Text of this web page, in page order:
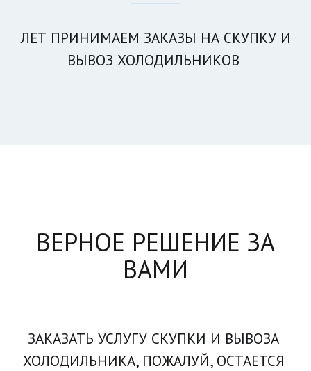
ЛЕТ ПРИНИМАЕМ ЗАКА­­ЗЫ НА СКУПКУ И
ВЫВОЗ ХОЛОДИЛЬНИКОВ
ВЕРНОЕ РЕШЕНИЕ ЗА
ВАМИ
ЗАКАЗАТЬ УСЛУГУ СКУПКИ И ВЫВОЗА
ХОЛОДИЛЬНИКА, ПОЖАЛУЙ, ОСТАЕТСЯ